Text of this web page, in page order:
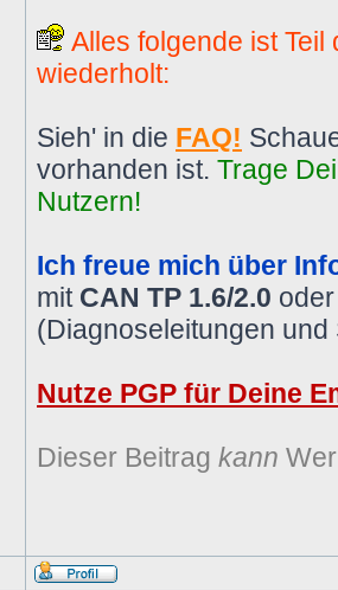
Alles folgende ist
wiederholt:
Sieh' in die FAQ!
vorhanden ist. Trage
Nutzern!
Ich freue mich über
mit CAN TP 1.6/2.0
(Diagnoseleitungen
Nutze PGP für Deine
Dieser Beitrag kann